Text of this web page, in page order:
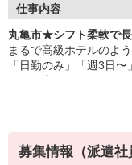
仕事内容
丸亀市★シフト柔軟で
まるで高級ホテルのよう
「日勤のみ」「週3日
利用者様の快適な生活
≪お仕事内容≫
・お部屋や公共部の清掃
募集情報（派遣社